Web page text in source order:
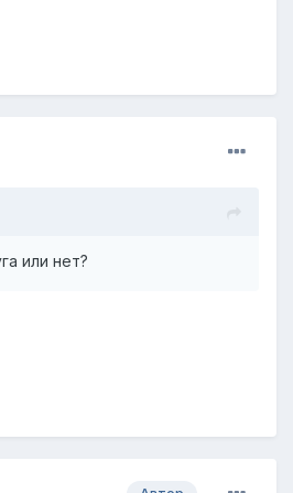
или нет?